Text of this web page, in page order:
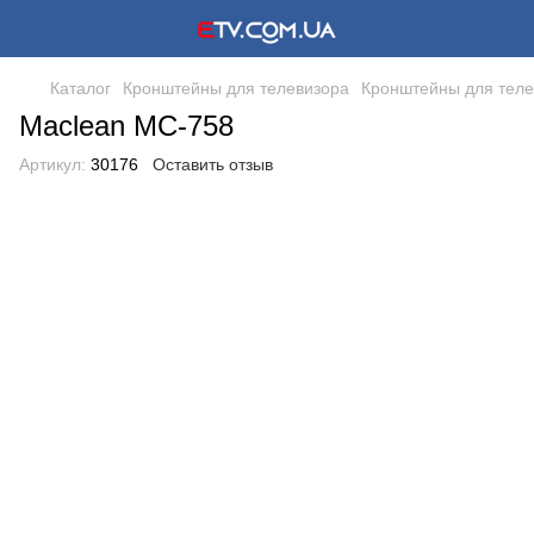
Каталог Кронштейны для телевизора Кронштейны для
Maclean MC-758
Артикул: 30176 Оставить отзыв